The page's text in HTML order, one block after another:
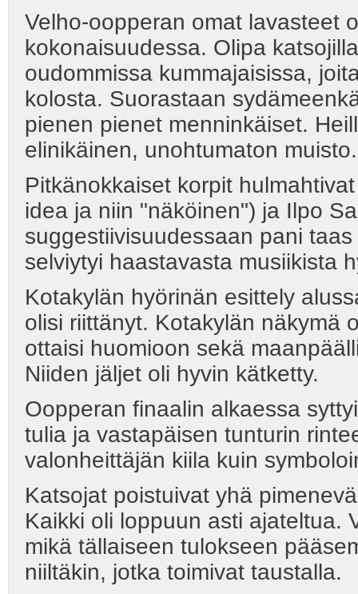
Velho-oopperan omat lavasteet
kokonaisuudessa. Olipa
oudommissa kummajaisissa,
kolosta. Suorastaan
pienen pienet menninkäiset.
elinikäinen, unohtumaton muisto.
Pitkänokkaiset korpit
idea ja niin "näköinen") ja Ilpo
suggestiivisuudessaan pani
selviytyi haastavasta musiikista
Kotakylän hyörinän esittely
olisi riittänyt. Kotakylän näkymä
ottaisi huomioon sekä
Niiden jäljet oli hyvin kätketty.
Oopperan finaalin alkaessa
tulia ja vastapäisen tunturin
valonheittäjän kiila kuin
Katsojat poistuivat yhä
Kaikki oli loppuun asti ajateltua.
mikä tällaiseen tulokseen
niiltäkin, jotka toimivat taustalla.